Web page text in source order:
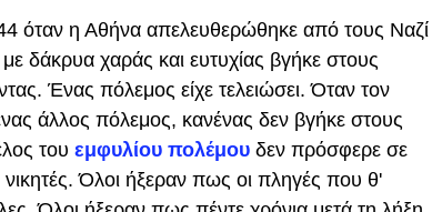
όταν η Αθήνα απελευθερώθηκε από τους Ναζί
δάκρυα χαράς και ευτυχίας βγήκε στους
Ένας πόλεμος είχε τελειώσει. Όταν τον
άλλος πόλεμος, κανένας δεν βγήκε στους
του εμφυλίου πολέμουδεν πρόσφερε σε
Όλοι ήξεραν πως οι πληγές που θ'